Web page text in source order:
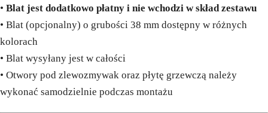
• Blat jest dodatkowo płatny i nie wchodzi w skład zestawu
• Blat (opcjonalny) o grubości 38 mm dostępny w różnych
kolorach
• Blat wysyłany jest w całości
• Otwory pod zlewozmywak oraz płytę grzewczą należy
wykonać samodzielnie podczas montażu